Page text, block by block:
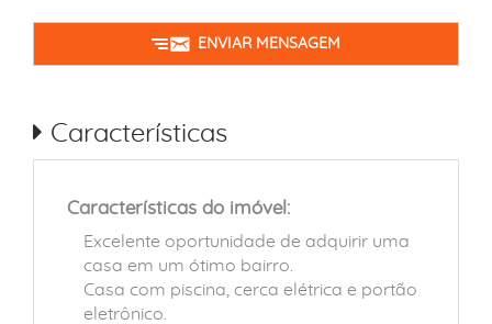
ENVIAR MENSAGEM
Características
Características do imóvel:
Excelente oportunidade de adquirir uma
casa em um ótimo bairro.
Casa com piscina, cerca elétrica e portão
eletrônico.